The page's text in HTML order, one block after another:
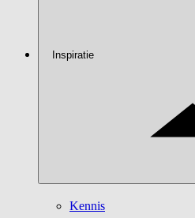
Inspiratie
Kennis